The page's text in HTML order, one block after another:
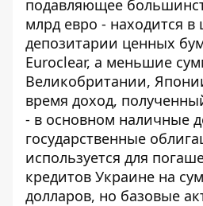
подавляющее
млрд евро - находится в
депозитарии ценных
Euroclear, а меньшие
Великобритании,
время доход,
- в основном наличные
государственные
используется для
кредитов Украине на
долларов, но базовые